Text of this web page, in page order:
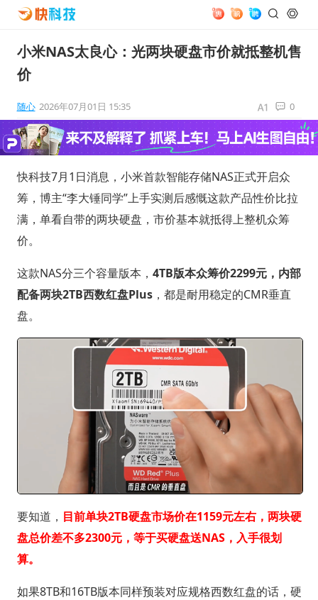
小米NAS太良心：光两块硬盘市价就抵整机售
价
随心 2026年07月01日 15:35 0
快科技7月1日消息，小米首款智能存储NAS正式开启众
筹，博主“李大锤同学”上手实测后感慨这款产品性价比拉
满，单看自带的两块硬盘，市价基本就抵得上整机众筹
价。
这款NAS分三个容量版本， 4TB版本众筹价2299元，内部
配备两块2TB西数红盘Plus，都是耐用稳定的CMR垂直
盘。
要知道， 目前单块2TB硬盘市场价在1159元左右，两块硬
盘总价差不多2300元，等于买硬盘送NAS，入手很划
算。
如果8TB和16TB版本同样预装对应规格西数红盘的话，硬